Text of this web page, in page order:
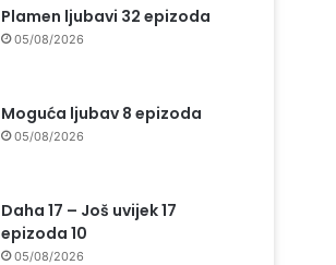
Plamen ljubavi 32 epizoda
05/08/2026
Moguća ljubav 8 epizoda
05/08/2026
Daha 17 – Još uvijek 17
epizoda 10
05/08/2026